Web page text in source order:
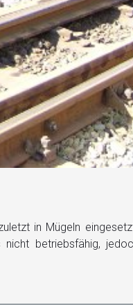
in Mügeln
betriebsfähig,